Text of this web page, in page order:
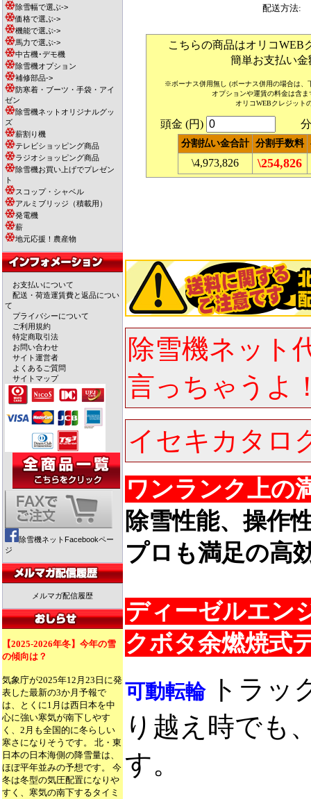
除雪幅で選ぶ->
価格で選ぶ->
機能で選ぶ->
馬力で選ぶ->
中古機･デモ機
除雪機オプション
補修部品->
防寒着・ブーツ・手袋・アイ
ゼン
除雪機ネットオリジナルグッ
ズ
薪割り機
テレビショッピング商品
ラジオショッピング商品
除雪機お買い上げでプレゼン
ト
スコップ・シャベル
アルミブリッジ（積載用）
発電機
薪
地元応援！農産物
お支払いについて
配送・荷造運賃費と返品につい
て
プライバシーについて
ご利用規約
特定商取引法
お問い合わせ
サイト運営者
よくあるご質問
サイトマップ
除雪機ネットFacebookペー
ジ
メルマガ配信履歴
【2025-2026年冬】今年の雪
の傾向は？
気象庁が2025年12月23日に発
表した最新の3か月予報で
は、とくに1月は西日本を中
心に強い寒気が南下しやす
く、2月も全国的に冬らしい
寒さになりそうです。 北・東
日本の日本海側の降雪量は、
ほぼ平年並みの予想です。 今
冬は冬型の気圧配置になりや
すく、寒気の南下するタイミ
配送方法:
こちらの商品はオリコWEB
簡単お支払い
※ボーナス併用無し (ボーナス併用の場合は、
オプションや運賃の料金は含
オリコWEBクレジット
頭金 (円) 分
分割払い金合計 分割手数料
\4,973,826 \254,826
除雪機ネット
言っちゃうよ
イセキカタロ
ワンランク上の
除雪性能、操作
プロも満足の高
ディーゼルエン
クボタ余燃焼式
可動転輪
トラッ
り越え時でも
す。